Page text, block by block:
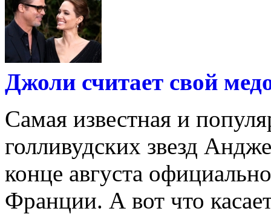
Джоли считает свой
Самая известная и
голливудских звезд
конце августа
Франции. А вот что